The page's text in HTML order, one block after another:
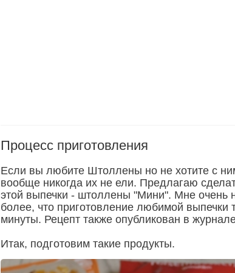
Процесс приготовления
Если вы любите Штоллены но не хотите с
вообще никогда их не ели. Предлагаю
этой выпечки - штоллены "Мини". Мне очень
более, что приготовление любимой выпечки
минуты. Рецепт также опубликован в
Итак, подготовим такие продукты.